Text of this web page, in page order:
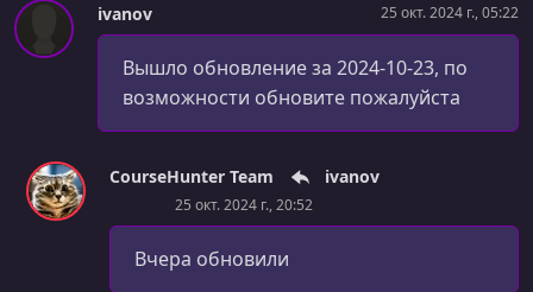
ivanov 25 окт. 2024 г., 05:22
Вышло обновление за 2024-10-23, по
возможности обновите пожалуйста
CourseHunter Team ivanov
25 окт. 2024 г., 20:52
Вчера обновили